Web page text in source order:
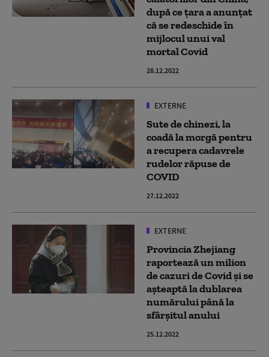
după ce țara a anunțat
că se redeschide în
mijlocul unui val
mortal Covid
28.12.2022
EXTERNE
Sute de chinezi, la
coadă la morgă pentru
a recupera cadavrele
rudelor răpuse de
COVID
27.12.2022
EXTERNE
Provincia Zhejiang
raportează un milion
de cazuri de Covid și se
așteaptă la dublarea
numărului până la
sfârșitul anului
25.12.2022